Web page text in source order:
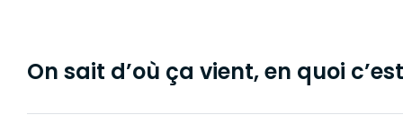
On sait d’où ça vient, en quoi